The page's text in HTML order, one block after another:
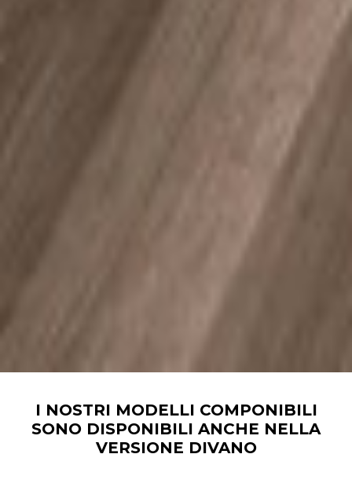
I NOSTRI MODELLI COMPONIBILI
SONO DISPONIBILI ANCHE NELLA
VERSIONE DIVANO